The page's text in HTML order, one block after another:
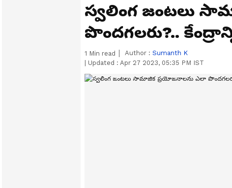
స్వలింగ జంటలు
పొందగలరు?..
1 Min read Author : Sumanth K
Updated : Apr 27 2023, 05:35 PM IST